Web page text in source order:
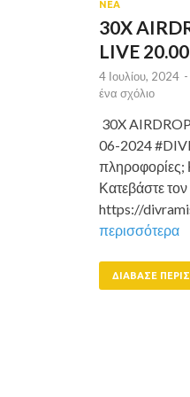
ΝΕΑ
30X
LIVE
4 Ιουλίου, 2024 -
ένα σχόλιο
30X
06-2024
πληροφορίες;
Κατεβάστε
https://
περισσότερα
ΔΙΆΒΑΣΕ